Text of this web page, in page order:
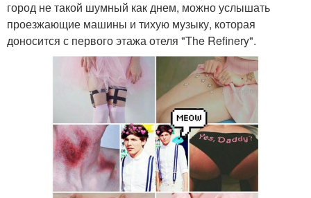
город не такой шумный как днем, можно услышать
проезжающие машины и тихую музыку, которая
доносится с первого этажа отеля "The Refinery".